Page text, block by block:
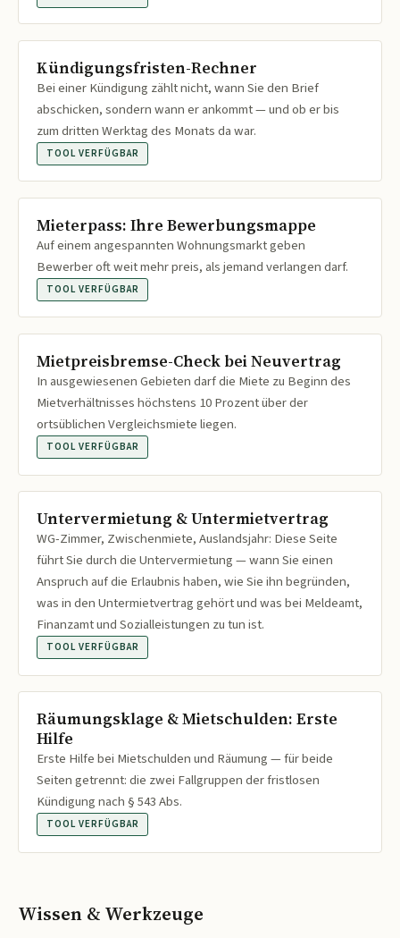
Kündigungsfristen-Rechner
Bei einer Kündigung zählt nicht, wann Sie den Brief
abschicken, sondern wann er ankommt — und ob er bis
zum dritten Werktag des Monats da war.
TOOL VERFÜGBAR
Mieterpass: Ihre Bewerbungsmappe
Auf einem angespannten Wohnungsmarkt geben
Bewerber oft weit mehr preis, als jemand verlangen darf.
TOOL VERFÜGBAR
Mietpreisbremse-Check bei Neuvertrag
In ausgewiesenen Gebieten darf die Miete zu Beginn des
Mietverhältnisses höchstens 10 Prozent über der
ortsüblichen Vergleichsmiete liegen.
TOOL VERFÜGBAR
Untervermietung & Untermietvertrag
WG-Zimmer, Zwischenmiete, Auslandsjahr: Diese Seite
führt Sie durch die Untervermietung — wann Sie einen
Anspruch auf die Erlaubnis haben, wie Sie ihn begründen,
was in den Untermietvertrag gehört und was bei Meldeamt,
Finanzamt und Sozialleistungen zu tun ist.
TOOL VERFÜGBAR
Räumungsklage & Mietschulden: Erste
Hilfe
Erste Hilfe bei Mietschulden und Räumung — für beide
Seiten getrennt: die zwei Fallgruppen der fristlosen
Kündigung nach § 543 Abs.
TOOL VERFÜGBAR
Wissen & Werkzeuge